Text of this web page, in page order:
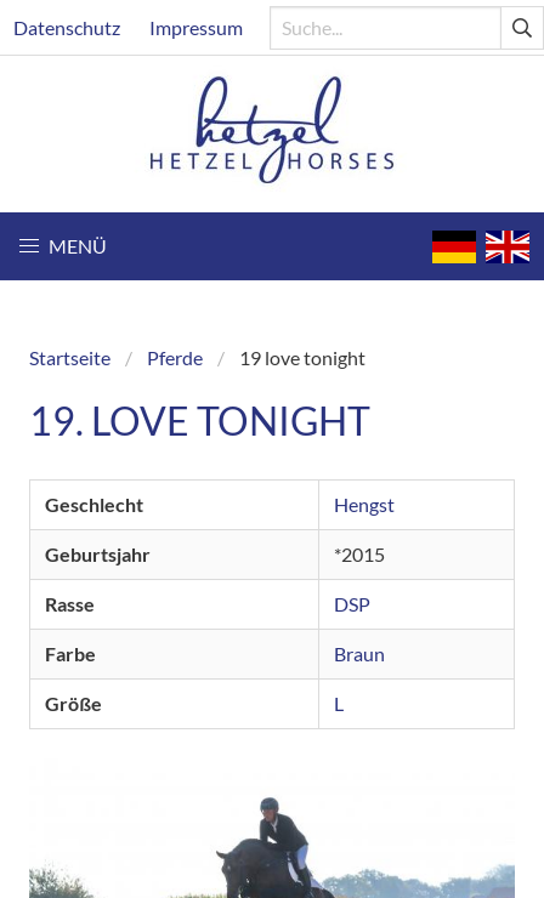
zum
Header
Datenschutz Impressum
MENÜ
Breadcrumb
Startseite Pferde 19 love tonight
19. LOVE TONIGHT
Geschlecht Hengst
Geburtsjahr 2015
Rasse DSP
Farbe Braun
Größe L